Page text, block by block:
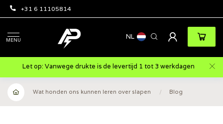
+31 6 11105814
MENU NL
Let op: Vanwege drukte is de levertijd 1 tot 3 werkdagen
Wat honden ons kunnen leren over slapen / Blog